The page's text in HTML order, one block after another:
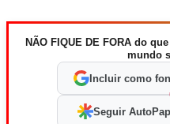
NÃO FIQUE DE FORA do
mundo
Incluir como
Seguir